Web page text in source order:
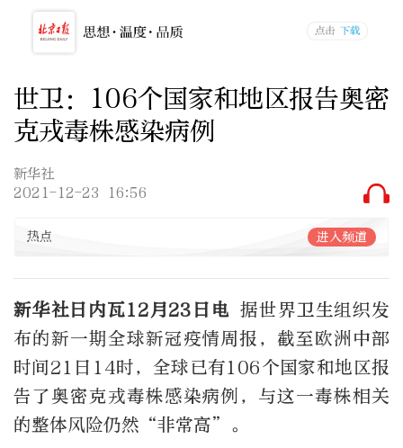
世卫：106个国家和地区报告奥密
克戎毒株感染病例
新华社
2021-12-23 16:56
热点 进入频道
新华社日内瓦12月23日电 据世界卫生组织发
布的新一期全球新冠疫情周报，截至欧洲中部
时间21日14时，全球已有106个国家和地区报
告了奥密克戎毒株感染病例，与这一毒株相关
的整体风险仍然“非常高”。